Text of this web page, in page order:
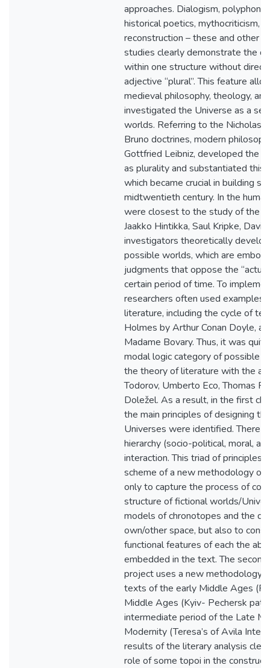
approaches. Dialogism,
historical poetics, mythocriticism,
reconstruction – these and other
studies clearly demonstrate the
within one structure without
adjective “plural”. This feature
medieval philosophy, theology,
investigated the Universe as a
worlds. Referring to the Nicholas
Bruno doctrines, modern
Gottfried Leibniz, developed the
as plurality and substantiated this
which became crucial in building
midtwentieth century. In the
were closest to the study of the
Jaakko Hintikka, Saul Kripke,
investigators theoretically
possible worlds, which are
judgments that oppose the
certain period of time. To
researchers often used examples
literature, including the cycle of
Holmes by Arthur Conan Doyle,
Madame Bovary. Thus, it was
modal logic category of possible
the theory of literature with the
Todorov, Umberto Eco, Thomas
Doležel. As a result, in the first
the main principles of designing
Universes were identified. There
hierarchy (socio-political, moral,
interaction. This triad of principles
scheme of a new methodology of
only to capture the process of
structure of fictional worlds/
models of chronotopes and the
own/other space, but also to
functional features of each the
embedded in the text. The
project uses a new methodology
texts of the early Middle Ages
Middle Ages (Kyiv- Pechersk
intermediate period of the Late
Modernity (Teresa’s of Avila
results of the literary analysis
role of some topoi in the